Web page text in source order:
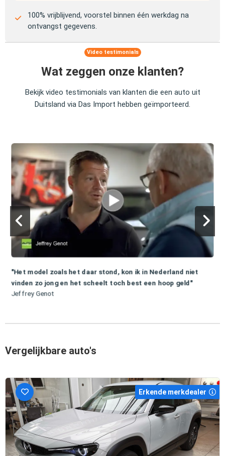
100% vrijblijvend, voorstel binnen één werkdag na
ontvangst gegevens.
Video testimonials
Wat zeggen onze klanten?
Bekijk video testimonials van klanten die een auto uit
Duitsland via Das Import hebben geïmporteerd.
"Het model zoals het daar stond, kon ik in Nederland niet
vinden zo jong en het scheelt toch best een hoop geld"
Jeffrey Genot
Vergelijkbare auto's
Erkende merkdealer